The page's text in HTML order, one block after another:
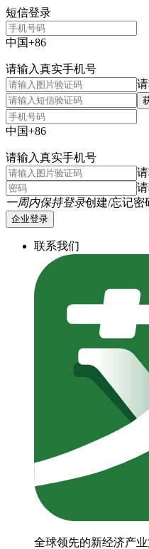
短信登录
中国+86
请输入真实手机号
中国+86
请输入真实手机号
一周内保持登录创建/忘记密
企业登录
联系我们
全球领先的新经济产